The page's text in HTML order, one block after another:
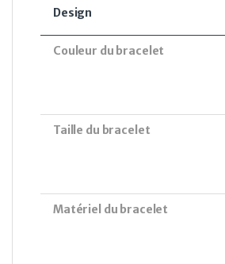
Design
Couleur du bracelet
Taille du bracelet
Matériel du bracelet